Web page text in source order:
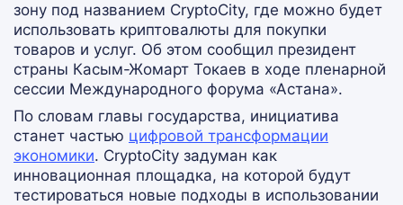
зону под названием CryptoCity, где можно будет
использовать криптовалюты для покупки
товаров и услуг. Об этом сообщил президент
страны Касым-Жомарт Токаев в ходе пленарной
сессии Международного форума «Астана».
По словам главы государства, инициатива
станет частью цифровой трансформации
экономики. CryptoCity задуман как
инновационная площадка, на которой будут
тестироваться новые подходы в использовании